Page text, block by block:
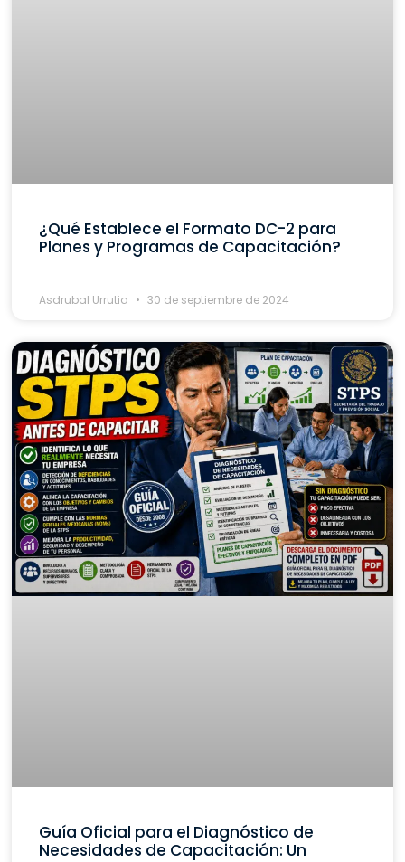
¿Qué Establece el Formato DC-2 para
Planes y Programas de Capacitación?
Asdrubal Urrutia 30 de septiembre de 2024
Guía Oficial para el Diagnóstico de
Necesidades de Capacitación: Un